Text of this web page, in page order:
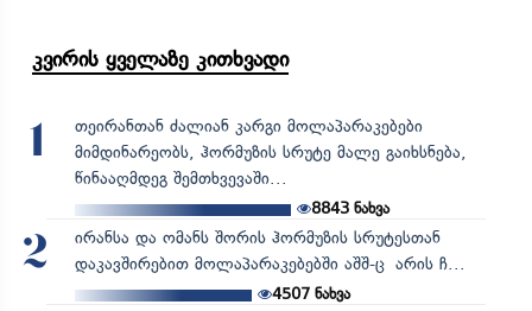
კვირის ყველაზე კითხვადი
1
თეირანთან ძალიან კარგი მოლაპარაკებები
მიმდინარეობს, ჰორმუზის სრუტე მალე გაიხსნება,
წინააღმდეგ შემთხვევაში...
8843 ნახვა
2
ირანსა და ომანს შორის ჰორმუზის სრუტესთან
დაკავშირებით მოლაპარაკებებში აშშ-ც არის ჩ...
4507ნახვა